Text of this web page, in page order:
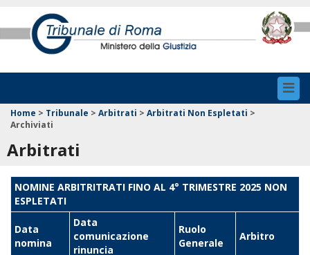
Home > Tribunale > Arbitrati > Arbitrati Non Espletati >
Archiviati
Arbitrati
NOMINE ARBITRITRATI FINO AL 4° TRIMESTRE 2025 NON
ESPLETATI
Data
nomina
Data
comunicazione
rinuncia
Ruolo
Generale
Arbitro